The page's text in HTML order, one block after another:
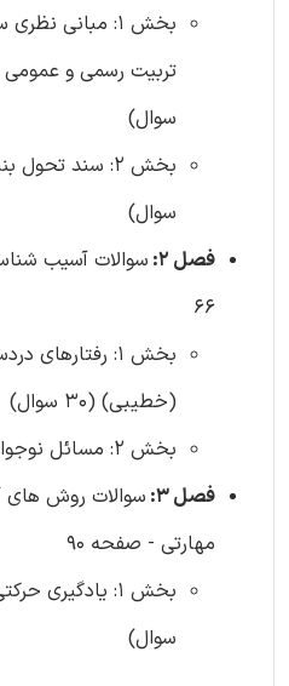
بخش 1: مبانی
سوال)
سوال)
فصل 2:
سوالات آسیب
66
بخش 1: رفتارهای
(خطیبی) (30 سوال)
بخش 2: مسائل نوجوانان و جوانان (31 سوال)
فصل 3:
سوالات روش های
مهارتی - صفحه 90
سوال)